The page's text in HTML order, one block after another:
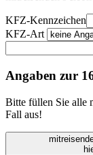
KFZ-Kennzeichen
KFZ-Art
Angaben zur
Bitte füllen Sie alle
Fall aus!